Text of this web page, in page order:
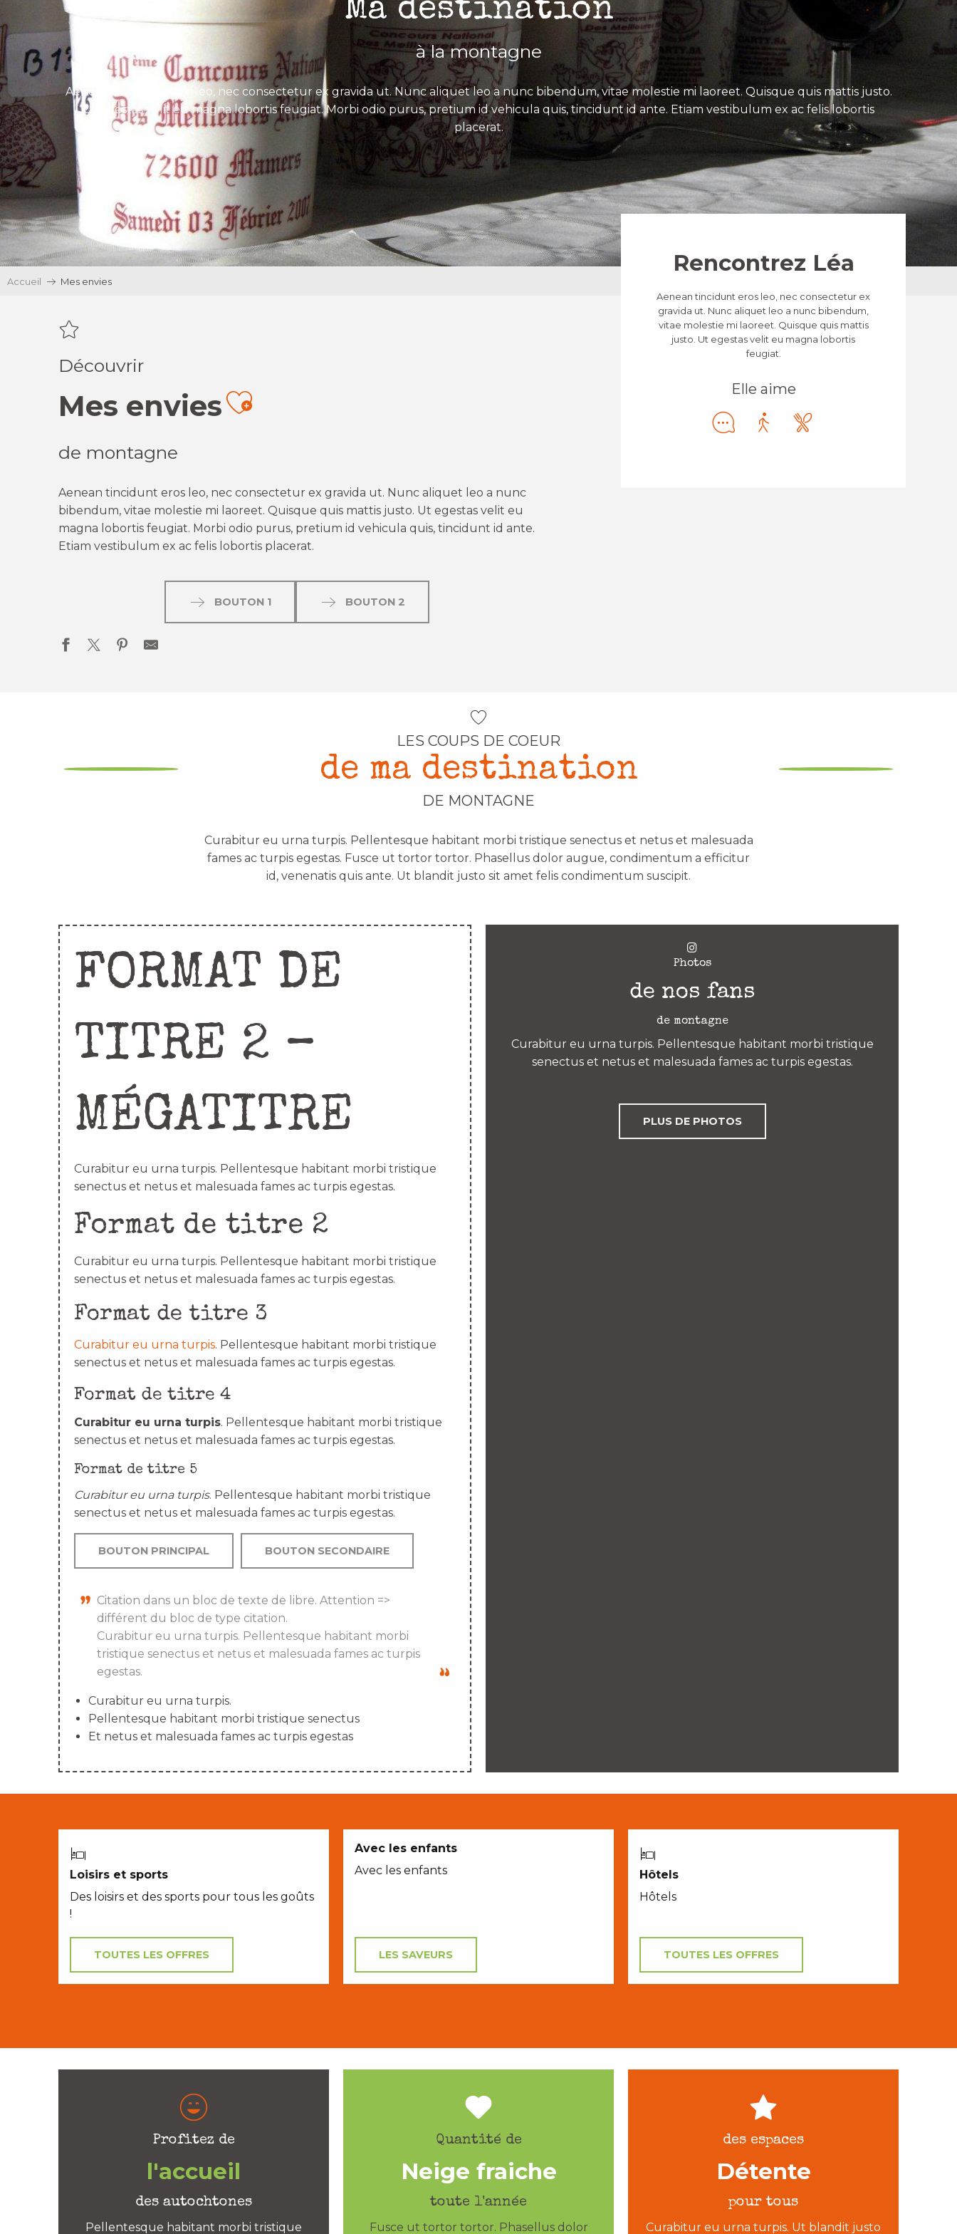
Ma destination
à la montagne
Aenean tincidunt eros leo, nec consectetur ex gravida ut. Nunc aliquet leo a nunc bibendum, vitae molestie mi laoreet. Quisque quis mattis justo.
Ut egestas velit eu magna lobortis feugiat. Morbi odio purus, pretium id vehicula quis, tincidunt id ante. Etiam vestibulum ex ac felis lobortis
placerat.
Accueil Mes envies
Découvrir
Mes enviesAjouter aux favoris
de montagne
Aenean tincidunt eros leo, nec consectetur ex gravida ut. Nunc aliquet leo a nunc
bibendum, vitae molestie mi laoreet. Quisque quis mattis justo. Ut egestas velit eu
magna lobortis feugiat. Morbi odio purus, pretium id vehicula quis, tincidunt id ante.
Etiam vestibulum ex ac felis lobortis placerat.
BOUTON 1 BOUTON 2
Rencontrez Léa
Aenean tincidunt eros leo, nec consectetur ex
gravida ut. Nunc aliquet leo a nunc bibendum,
vitae molestie mi laoreet. Quisque quis mattis
justo. Ut egestas velit eu magna lobortis
feugiat.
Elle aime
LES COUPS DE COEUR
de ma destination
DE MONTAGNE
Curabitur eu urna turpis. Pellentesque habitant morbi tristique senectus et netus et malesuada
fames ac turpis egestas. Fusce ut tortor tortor. Phasellus dolor augue, condimentum a efficitur
id, venenatis quis ante. Ut blandit justo sit amet felis condimentum suscipit.
FORMAT DE
TITRE 2 –
MÉGATITRE
Curabitur eu urna turpis. Pellentesque habitant morbi tristique
senectus et netus et malesuada fames ac turpis egestas.
Format de titre 2
Curabitur eu urna turpis. Pellentesque habitant morbi tristique
senectus et netus et malesuada fames ac turpis egestas.
Format de titre 3
Curabitur eu urna turpis. Pellentesque habitant morbi tristique
senectus et netus et malesuada fames ac turpis egestas.
Format de titre 4
Curabitur eu urna turpis. Pellentesque habitant morbi tristique
senectus et netus et malesuada fames ac turpis egestas.
Format de titre 5
Curabitur eu urna turpis. Pellentesque habitant morbi tristique
senectus et netus et malesuada fames ac turpis egestas.
BOUTON PRINCIPAL BOUTON SECONDAIRE
Citation dans un bloc de texte de libre. Attention =>
différent du bloc de type citation.
Curabitur eu urna turpis. Pellentesque habitant morbi
tristique senectus et netus et malesuada fames ac turpis
egestas.
Curabitur eu urna turpis.
Pellentesque habitant morbi tristique senectus
Et netus et malesuada fames ac turpis egestas
Photos
de nos fans
de montagne
Curabitur eu urna turpis. Pellentesque habitant morbi tristique
senectus et netus et malesuada fames ac turpis egestas.
PLUS DE PHOTOS
Loisirs et sports
Des loisirs et des sports pour tous les goûts
!
TOUTES LES OFFRES
Avec les enfants
Avec les enfants
LES SAVEURS
Hôtels
Hôtels
TOUTES LES OFFRES
Profitez de
l'accueil
des autochtones
Pellentesque habitant morbi tristique
Quantité de
Neige fraiche
toute l'année
Fusce ut tortor tortor. Phasellus dolor
des espaces
Détente
pour tous
Curabitur eu urna turpis. Ut blandit justo